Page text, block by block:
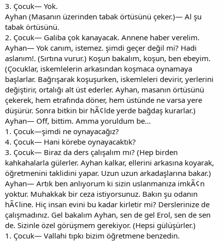
3. Çocuk— Yok.
Ayhan (Masanın üzerinden tabak örtüsünü çeker.)— Al şu
tabak örtüsünü.
2. Çocuk— Galiba çok kanayacak. Annene haber verelim.
Ayhan— Yok canım, istemez. şimdi geçer değil mi? Hadi
aslanım!. (Sırtına vurur.) Koşun bakalım, koşun, ben ebeyim.
(Çocuklar, iskemlelerin arkasından koşmaca oynamaya
başlarlar. Bağrışarak koşuşurken, iskemleleri devirir, yerlerini
değiştirir, ortalığı alt üst ederler. Ayhan, masanın örtüsünü
çekerek, hem etrafında döner, hem üstünde ne varsa yere
düşürür. Sonra bitkin bir hÃ¢lde yerde bağdaş kurarlar.)
Ayhan— Off, bittim. Amma yoruldum be...
1. Çocuk—şimdi ne oynayacağız?
4. Çocuk— Hani körebe oynayacaktık?
3. Çocuk— Biraz da ders çalışalım mı? (Hep birden
kahkahalarla gülerler. Ayhan kalkar, ellerini arkasına koyarak,
öğretmenini taklidini yapar. Uzun uzun arkadaşlarına bakar.)
Ayhan— Artık ben anlıyorum ki sizin uslanmanıza imkÃ¢n
yoktur. Muhakkak bir ceza istiyorsunuz. Bakın şu odanın
hÃ¢line. Hiç insan evini bu kadar kirletir mi? Derslerinize de
çalışmadınız. Gel bakalım Ayhan, sen de gel Erol, sen de sen
de. Sizinle özel görüşmem gerekiyor. (Hepsi gülüşürler.)
1. Çocuk— Vallahi tıpkı bizim öğretmene benzedin.